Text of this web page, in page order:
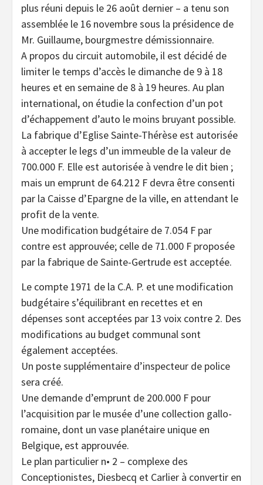
plus réuni depuis le 26 août dernier – a tenu son
assemblée le 16 novembre sous la présidence de
Mr. Guillaume, bourgmestre démissionnaire.
A propos du circuit automobile, il est décidé de
limiter le temps d’accès le dimanche de 9 à 18
heures et en semaine de 8 à 19 heures. Au plan
international, on étudie la confection d’un pot
d’échappement d’auto le moins bruyant possible.
La fabrique d’Eglise Sainte-Thérèse est autorisée
à accepter le legs d’un immeuble de la valeur de
700.000 F. Elle est autorisée à vendre le dit bien ;
mais un emprunt de 64.212 F devra être consenti
par la Caisse d’Epargne de la ville, en attendant le
profit de la vente.
Une modification budgétaire de 7.054 F par
contre est approuvée; celle de 71.000 F proposée
par la fabrique de Sainte-Gertrude est acceptée.
Le compte 1971 de la C.A. P. et une modification
budgétaire s’équilibrant en recettes et en
dépenses sont acceptées par 13 voix contre 2. Des
modifications au budget communal sont
également acceptées.
Un poste supplémentaire d’inspecteur de police
sera créé.
Une demande d’emprunt de 200.000 F pour
l’acquisition par le musée d’une collection gallo-
romaine, dont un vase planétaire unique en
Belgique, est approuvée.
Le plan particulier n• 2 – complexe des
Conceptionistes, Diesbecq et Carlier à convertir en